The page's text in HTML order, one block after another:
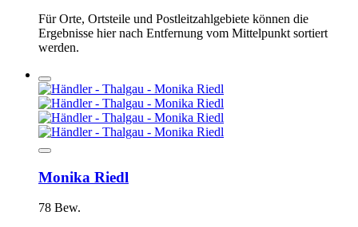
Für Orte, Ortsteile und Postleitzahlgebiete können die
Ergebnisse hier nach Entfernung vom Mittelpunkt sortiert
werden.
Monika Riedl
78 Bew.